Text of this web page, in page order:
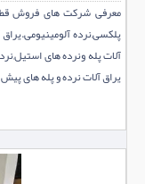
معرفی شرکت های فروش
پلکسی,نرده
آلات پله ونرده های
یراق آلات نرده و پله های